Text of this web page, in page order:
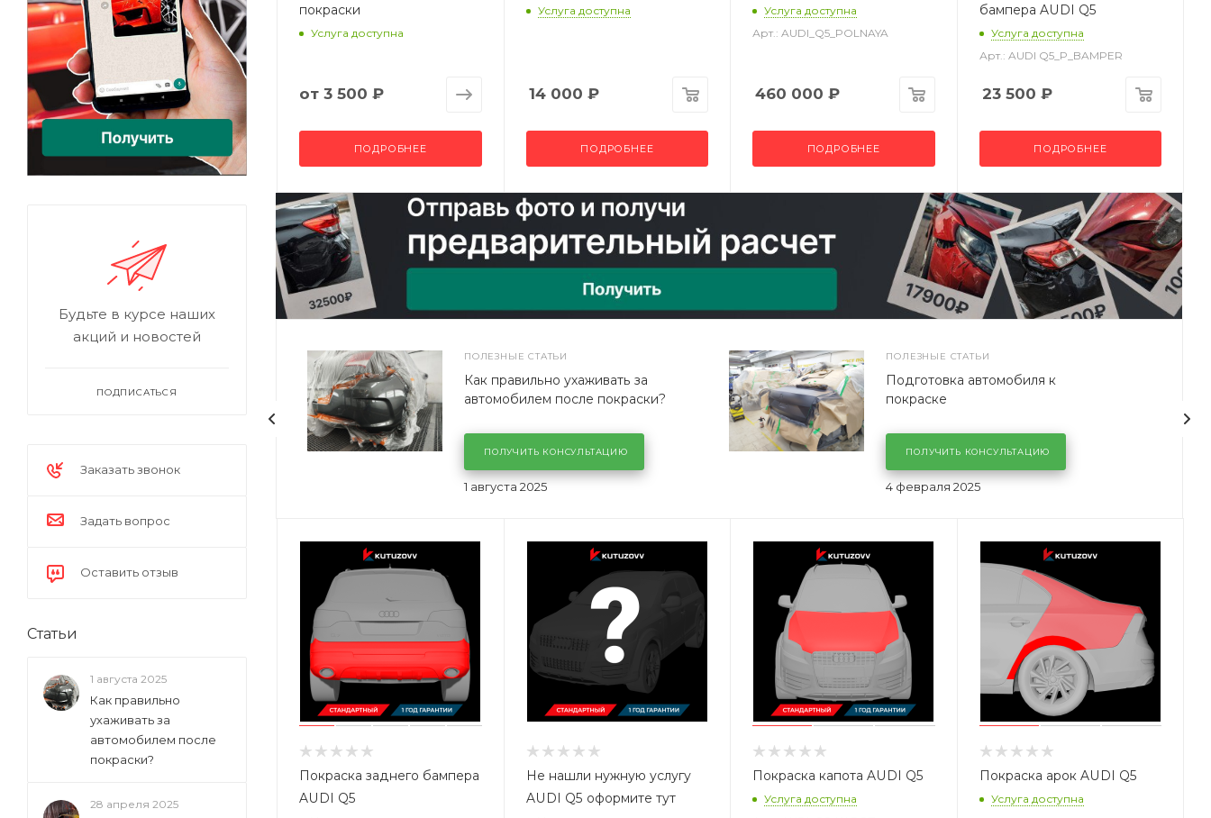
покраски
Услуга доступна
от 3 500 ₽
ПОДРОБНЕЕ
Услуга доступна
14 000 ₽
ПОДРОБНЕЕ
Услуга доступна
Арт.: AUDI_Q5_POLNAYA
460 000 ₽
ПОДРОБНЕЕ
бампера AUDI Q5
Услуга доступна
Арт.: AUDI Q5_P_BAMPER
23 500 ₽
ПОДРОБНЕЕ
ПОЛЕЗНЫЕ СТАТЬИ
1 августа 2025
Как правильно ухаживать за
автомобилем после покраски?
ПОЛУЧИТЬ КОНСУЛЬТАЦИЮ
ПОЛЕЗНЫЕ СТАТЬИ
4 февраля 2025
Подготовка автомобиля к
покраске
ПОЛУЧИТЬ КОНСУЛЬТАЦИЮ
Покраска заднего бампера
AUDI Q5
Не нашли нужную услугу
AUDI Q5 оформите тут
Покраска капота AUDI Q5
Услуга доступна
Покраска арок AUDI Q5
Услуга доступна
Будьте в курсе наших
акций и новостей
ПОДПИСАТЬСЯ
Заказать звонок
Задать вопрос
Оставить отзыв
Статьи
1 августа 2025
Как правильно
ухаживать за
автомобилем после
покраски?
28 апреля 2025